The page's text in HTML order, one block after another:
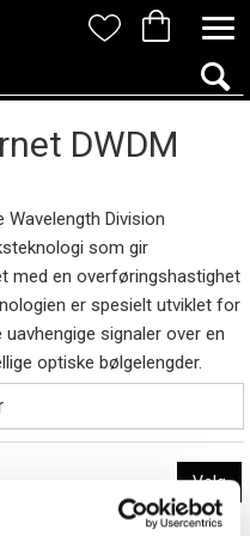
DWDM
Wavelength Division
som gir
med en overføringshastighet
er spesielt utviklet for
signaler over en
optiske bølgelengder.
Eks. mva
Velg